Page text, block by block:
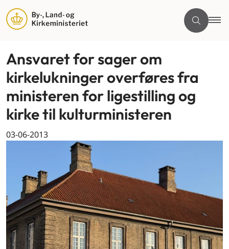
Ansvaret for sager om
kirkelukninger overføres fra
ministeren for ligestilling og
kirke til kulturministeren
03-06-2013